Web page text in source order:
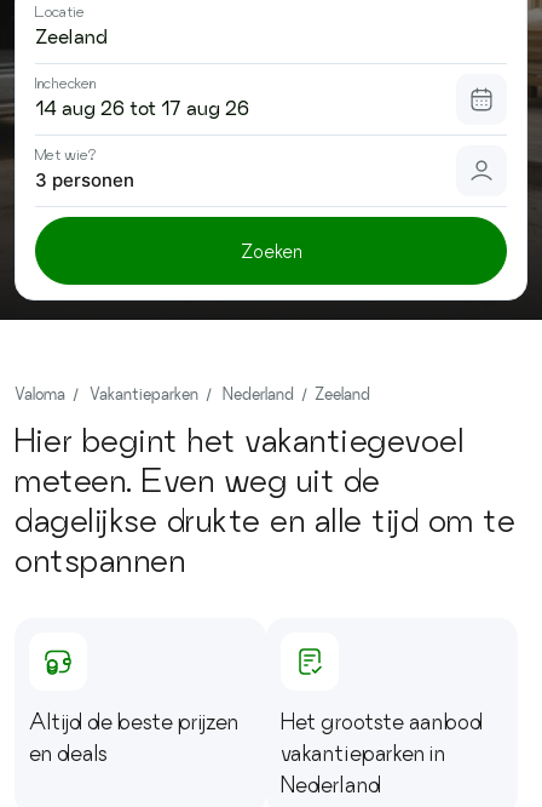
Contact
Locatie
Inchecken
Met wie?
3 personen
Zoeken
Valoma Vakantieparken Nederland Zeeland
Hier begint het vakantiegevoel
meteen. Even weg uit de
dagelijkse drukte en alle tijd om te
ontspannen
Altijd de beste prijzen
en deals
Het grootste aanbod
vakantieparken in
Nederland